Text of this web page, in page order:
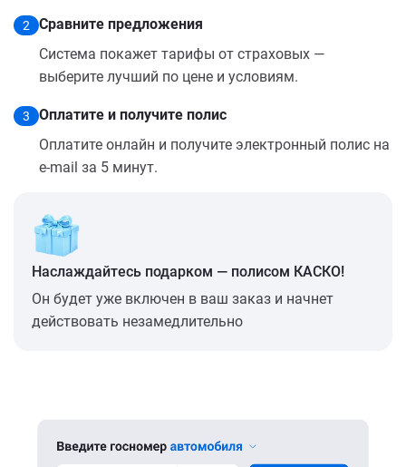
2
Сравните предложения
Система покажет тарифы от страховых —
выберите лучший по цене и условиям.
3
Оплатите и получите полис
Оплатите онлайн и получите электронный полис на
e-mail за 5 минут.
Наслаждайтесь подарком — полисом КАСКО!
Он будет уже включен в ваш заказ и начнет
действовать незамедлительно